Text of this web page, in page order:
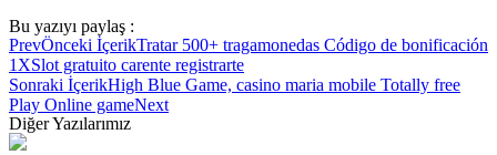
Bu yazıyı paylaş :
PrevÖnceki İçerikTratar 500+ tragamonedas Código de bonificación
1XSlot gratuito carente registrarte
Sonraki İçerikHigh Blue Game, casino maria mobile Totally free
Play Online gameNext
Diğer Yazılarımız